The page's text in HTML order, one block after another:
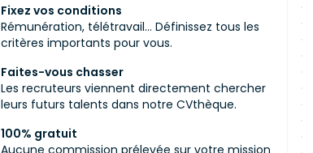
Fixez vos conditions
Rémunération, télétravail... Définissez tous les
critères importants pour vous.
Faites-vous chasser
Les recruteurs viennent directement chercher
leurs futurs talents dans notre CVthèque.
100% gratuit
Aucune commission prélevée sur votre mission